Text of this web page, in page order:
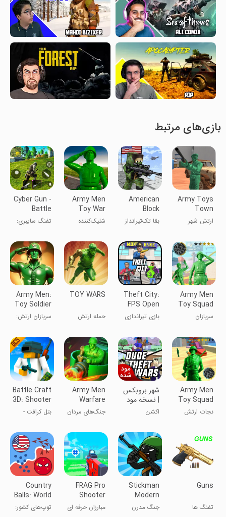
بازی‌های مرتبط
Army Toys
Town
ارتش شهر
American
Block
Sniper
Survival
بقا تک‌تیرانداز
Army Men
Toy War
Shooter
شلیک‌کننده
اسباب‌بازی
مردان ارتشی
Cyber Gun -
Battle
Royale
تفنگ سایبری:
Army Men
Toy Squad
Survival
War
سربازان
جنگ بقا و
شلیک
Theft City:
FPS Open
World
بازی تیراندازی
TOY WARS
حمله ارتش
Army Men:
Toy Soldier
Battles
سربازان ارتش:
اسباب‌بازی
Army Men
Toy Squad
Survival
War
Gangstar
نجات ارتش
شهر بروبکس
| نسخه مود
شده
اکشن
Army Men
Warfare
جنگ‌های مردان
Battle Craft
3D: Shooter
Game
بتل کرافت -
کاراکترهای
کارتونی
Guns
تفنگ ها
Stickman
Modern
Total War
جنگ مدرن
FRAG Pro
Shooter
مبارزان حرفه ای
Country
Balls: World
War
توپ‌های کشور: